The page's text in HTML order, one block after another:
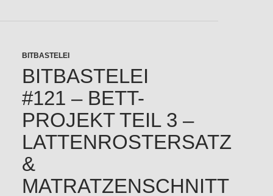
BITBASTELEI
BITBASTELEI
#121 – BETT-
PROJEKT TEIL 3 –
LATTENROSTERSATZ
&
MATRATZENSCHNITT